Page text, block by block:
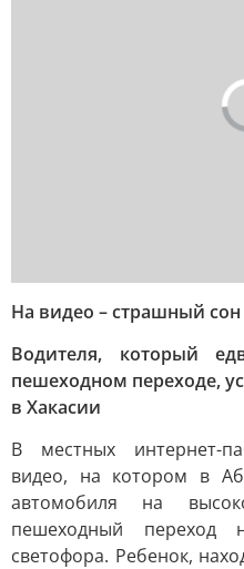
На видео – страшный
Водителя, который
пешеходном переходе,
в Хакасии
В местных интернет-
видео, на котором в
автомобиля на
пешеходный переход
светофора. Ребенок,